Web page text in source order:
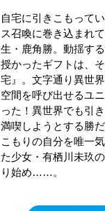
自宅に引きこもって
ス召喚に巻き込まれ
生・鹿角勝。動揺す
授かったギフトは、
宅』。文字通り異世
空間を呼び出せるユ
った！異世界でも引
満喫しようとする勝
こもりの自分を唯一
た少女・有栖川未玖
り始め……。